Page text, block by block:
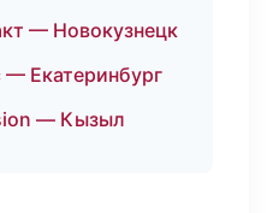
— Новокузнецк
Екатеринбург
— Кызыл